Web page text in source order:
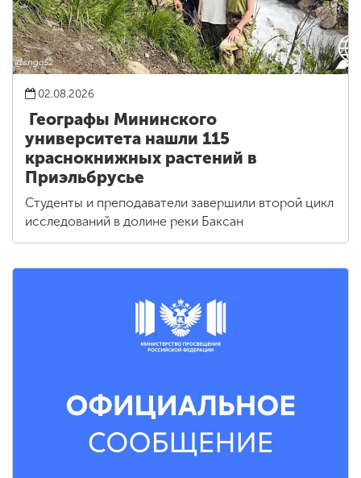
02.08.2026
Географы Мининского
университета нашли 115
краснокнижных растений в
Приэльбрусье
Студенты и преподаватели завершили второй цикл
исследований в долине реки Баксан